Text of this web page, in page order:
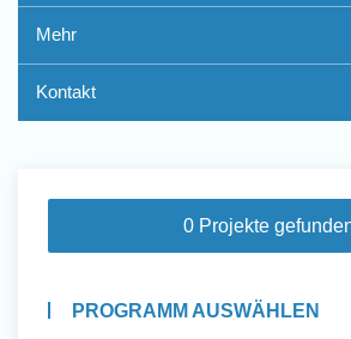
Mehr
Kontakt
0 Projekte
PROGRAMM AUSWÄHLEN